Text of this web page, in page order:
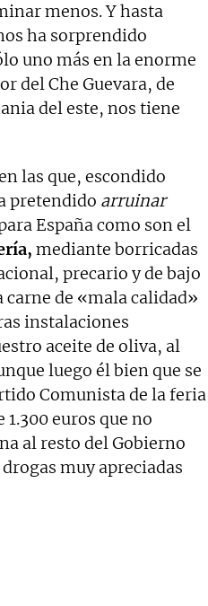
menos. Y hasta
ha sorprendido
uno más en la enorme
del Che Guevara, de
del este, nos tiene
las que, escondido
pretendido arruinar
España como son el
mediante borricadas
precario y de bajo
de «mala calidad»
instalaciones
aceite de oliva, al
luego él bien que se
Comunista de la feria
euros que no
al resto del Gobierno
muy apreciadas